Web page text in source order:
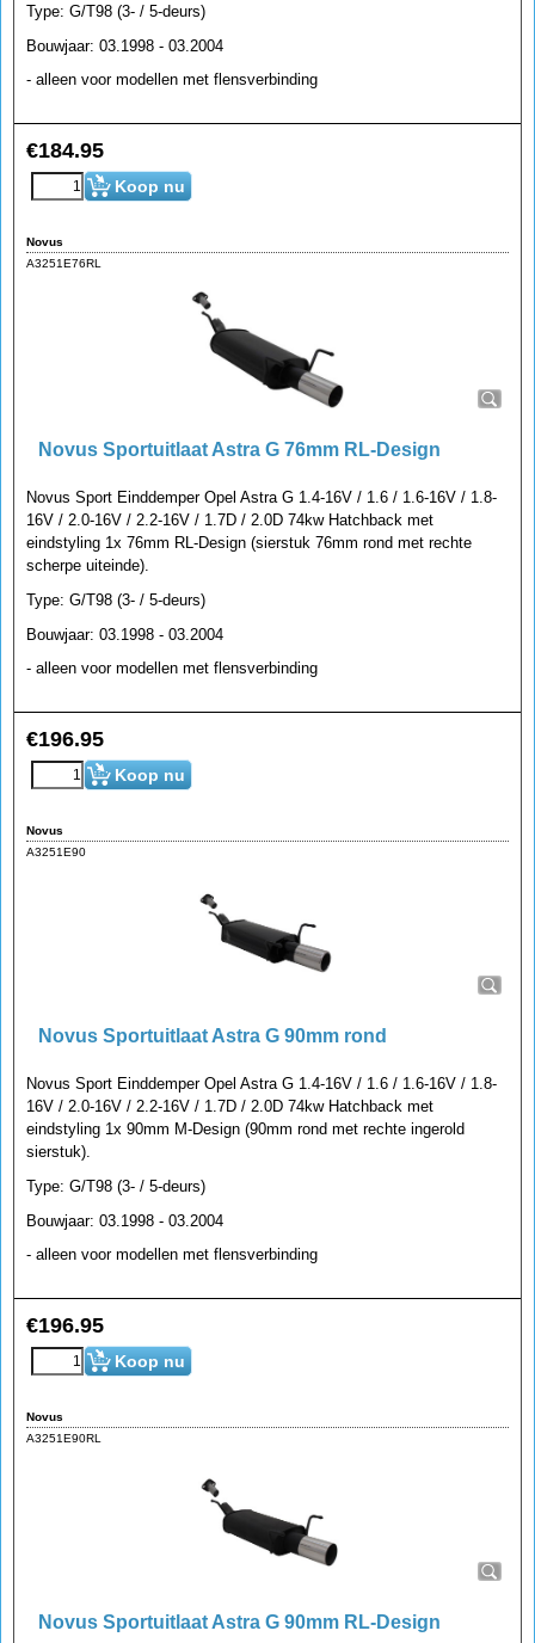
Type: G/T98 (3- / 5-deurs)
Bouwjaar: 03.1998 - 03.2004
- alleen voor modellen met flensverbinding
€184.95
Koop nu
Novus
A3251E76RL
Novus Sportuitlaat Astra G 76mm RL-Design
Novus Sport Einddemper Opel Astra G 1.4-16V / 1.6 / 1.6-16V / 1.8-
16V / 2.0-16V / 2.2-16V / 1.7D / 2.0D 74kw Hatchback met
eindstyling 1x 76mm RL-Design (sierstuk 76mm rond met rechte
scherpe uiteinde).
Type: G/T98 (3- / 5-deurs)
Bouwjaar: 03.1998 - 03.2004
- alleen voor modellen met flensverbinding
€196.95
Koop nu
Novus
A3251E90
Novus Sportuitlaat Astra G 90mm rond
Novus Sport Einddemper Opel Astra G 1.4-16V / 1.6 / 1.6-16V / 1.8-
16V / 2.0-16V / 2.2-16V / 1.7D / 2.0D 74kw Hatchback met
eindstyling 1x 90mm M-Design (90mm rond met rechte ingerold
sierstuk).
Type: G/T98 (3- / 5-deurs)
Bouwjaar: 03.1998 - 03.2004
- alleen voor modellen met flensverbinding
€196.95
Koop nu
Novus
A3251E90RL
Novus Sportuitlaat Astra G 90mm RL-Design